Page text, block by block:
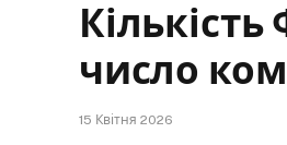
число
15 Квітня 2026